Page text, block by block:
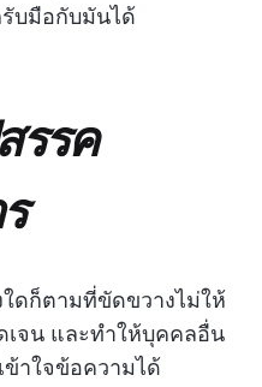
บมือกับมันได้
รรค
ดก็ตามที่ขัดขวางไม่ให้
จน และทำให้บุคคลอื่น
าใจข้อความได้